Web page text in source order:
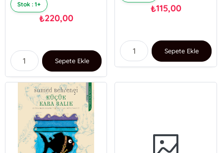
Stok : 1+
₺220,00
Sepete Ekle
₺115,00
Sepete Ekle